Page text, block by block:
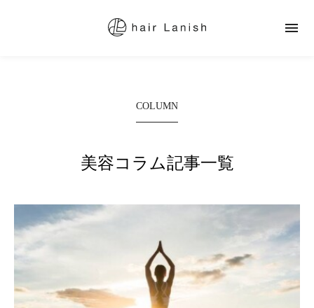

COLUMN
美容コラム記事一覧